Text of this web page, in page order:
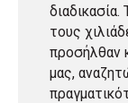
τους
προσήλθαν
μας,